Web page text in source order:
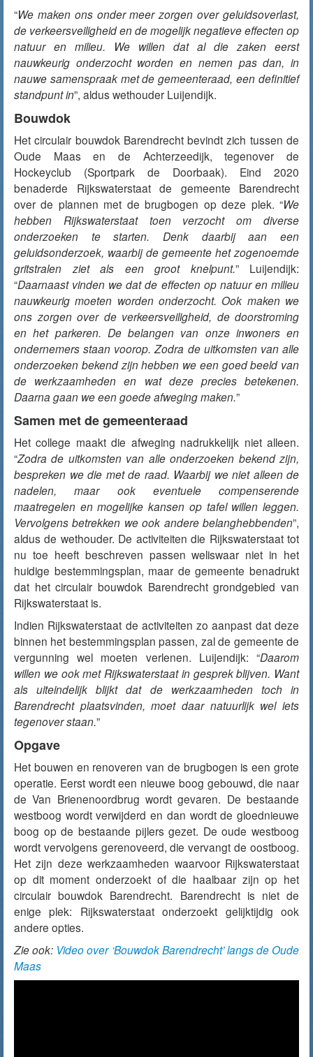
“We maken ons onder meer zorgen over geluidsoverlast,
de verkeersveiligheid en de mogelijk negatieve effecten op
natuur en milieu. We willen dat al die zaken eerst
nauwkeurig onderzocht worden en nemen pas dan, in
nauwe samenspraak met de gemeenteraad, een definitief
standpunt in”, aldus wethouder Luijendijk.
Bouwdok
Het circulair bouwdok Barendrecht bevindt zich tussen de
Oude Maas en de Achterzeedijk, tegenover de
Hockeyclub (Sportpark de Doorbaak). Eind 2020
benaderde Rijkswaterstaat de gemeente Barendrecht
over de plannen met de brugbogen op deze plek. “We
hebben Rijkswaterstaat toen verzocht om diverse
onderzoeken te starten. Denk daarbij aan een
geluidsonderzoek, waarbij de gemeente het zogenoemde
gritstralen ziet als een groot knelpunt.” Luijendijk:
“Daarnaast vinden we dat de effecten op natuur en milieu
nauwkeurig moeten worden onderzocht. Ook maken we
ons zorgen over de verkeersveiligheid, de doorstroming
en het parkeren. De belangen van onze inwoners en
ondernemers staan voorop. Zodra de uitkomsten van alle
onderzoeken bekend zijn hebben we een goed beeld van
de werkzaamheden en wat deze precies betekenen.
Daarna gaan we een goede afweging maken.”
Samen met de gemeenteraad
Het college maakt die afweging nadrukkelijk niet alleen.
“Zodra de uitkomsten van alle onderzoeken bekend zijn,
bespreken we die met de raad. Waarbij we niet alleen de
nadelen, maar ook eventuele compenserende
maatregelen en mogelijke kansen op tafel willen leggen.
Vervolgens betrekken we ook andere belanghebbenden”,
aldus de wethouder. De activiteiten die Rijkswaterstaat tot
nu toe heeft beschreven passen weliswaar niet in het
huidige bestemmingsplan, maar de gemeente benadrukt
dat het circulair bouwdok Barendrecht grondgebied van
Rijkswaterstaat is.
Indien Rijkswaterstaat de activiteiten zo aanpast dat deze
binnen het bestemmingsplan passen, zal de gemeente de
vergunning wel moeten verlenen. Luijendijk: “Daarom
willen we ook met Rijkswaterstaat in gesprek blijven. Want
als uiteindelijk blijkt dat de werkzaamheden toch in
Barendrecht plaatsvinden, moet daar natuurlijk wel iets
tegenover staan.”
Opgave
Het bouwen en renoveren van de brugbogen is een grote
operatie. Eerst wordt een nieuwe boog gebouwd, die naar
de Van Brienenoordbrug wordt gevaren. De bestaande
westboog wordt verwijderd en dan wordt de gloednieuwe
boog op de bestaande pijlers gezet. De oude westboog
wordt vervolgens gerenoveerd, die vervangt de oostboog.
Het zijn deze werkzaamheden waarvoor Rijkswaterstaat
op dit moment onderzoekt of die haalbaar zijn op het
circulair bouwdok Barendrecht. Barendrecht is niet de
enige plek: Rijkswaterstaat onderzoekt gelijktijdig ook
andere opties.
Zie ook: Video over ‘Bouwdok Barendrecht’ langs de Oude
Maas